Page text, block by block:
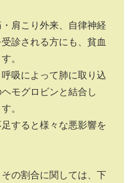
肩こり外来、自律神経
診される方にも、貧血
。
吸によって肺に取り込
モグロビンと結合し
。
すると様々な悪影響を
の割合に関しては、下